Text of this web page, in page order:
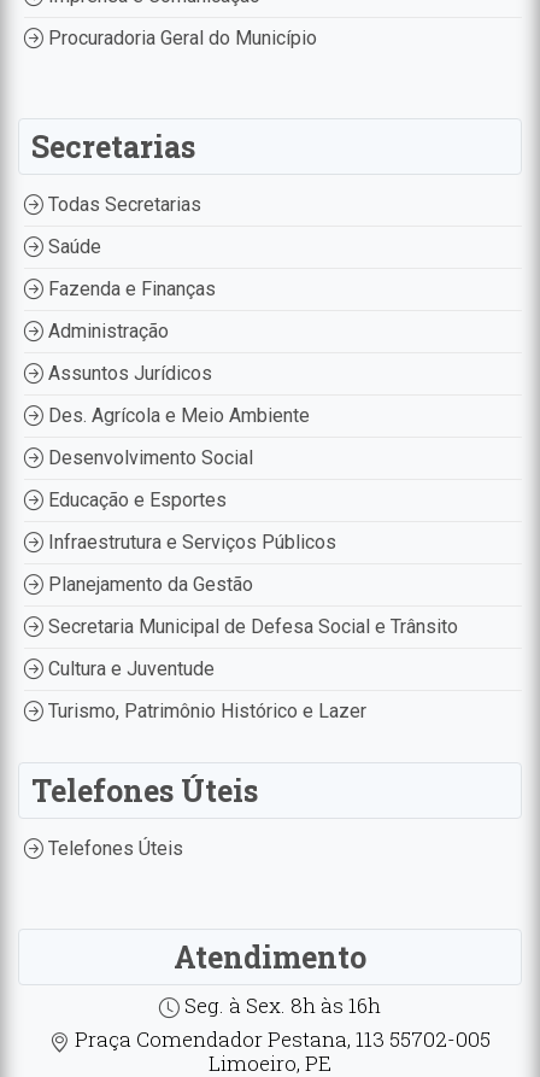
Procuradoria Geral do Município
Secretarias
Todas Secretarias
Saúde
Fazenda e Finanças
Administração
Assuntos Jurídicos
Des. Agrícola e Meio Ambiente
Desenvolvimento Social
Educação e Esportes
Infraestrutura e Serviços Públicos
Planejamento da Gestão
Secretaria Municipal de Defesa Social e Trânsito
Cultura e Juventude
Turismo, Patrimônio Histórico e Lazer
Telefones Úteis
Telefones Úteis
Atendimento
Seg. à Sex. 8h às 16h
Praça Comendador Pestana, 113 55702-005
Limoeiro, PE